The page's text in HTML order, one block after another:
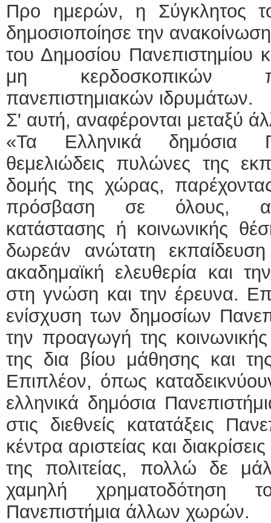
Προ ημερών, η Σύγκλητος
δημοσιοποίησε την
του Δημοσίου Πανεπιστημίου
μη κερδοσκοπικών
πανεπιστημιακών ιδρυμάτων.
Σ' αυτή, αναφέρονται μεταξύ
«Τα Ελληνικά δημόσια
θεμελιώδεις πυλώνες της
δομής της χώρας,
πρόσβαση σε όλους,
κατάστασης ή κοινωνικής
δωρεάν ανώτατη
ακαδημαϊκή ελευθερία και
στη γνώση και την έρευνα.
ενίσχυση των δημοσίων
την προαγωγή της κοινωνικής
της δια βίου μάθησης και της
Επιπλέον, όπως
ελληνικά δημόσια
στις διεθνείς κατατάξεις
κέντρα αριστείας και
της πολιτείας, πολλώ δε
χαμηλή χρηματοδότηση
Πανεπιστήμια άλλων χωρών.
τηλ.